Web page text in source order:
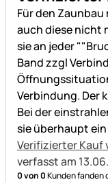
Für den
auch diese nicht
sie an jeder
Band zzgl
Verbindung. Der
Bei der
sie überhaupt
Verifizierter Kauf
verfasst am
0 von 0Kunden fanden